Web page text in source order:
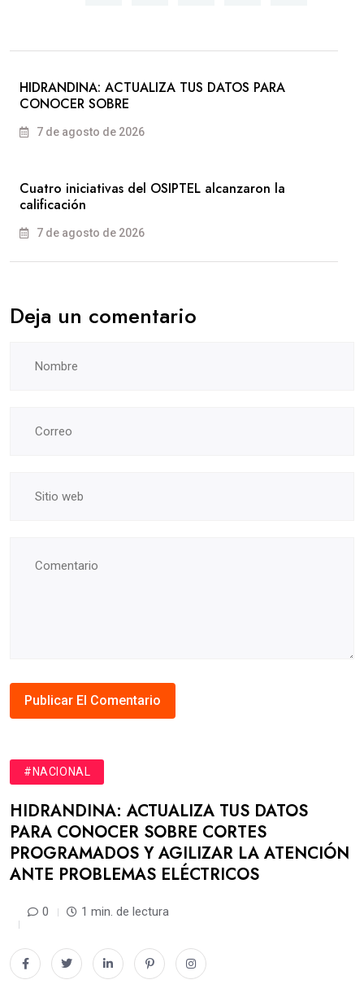
HIDRANDINA: ACTUALIZA TUS DATOS PARA
CONOCER SOBRE
7 de agosto de 2026
Cuatro iniciativas del OSIPTEL alcanzaron la
calificación
7 de agosto de 2026
Deja un comentario
#NACIONAL
HIDRANDINA: ACTUALIZA TUS DATOS
PARA CONOCER SOBRE CORTES
PROGRAMADOS Y AGILIZAR LA ATENCIÓN
ANTE PROBLEMAS ELÉCTRICOS
0 1 min. de lectura